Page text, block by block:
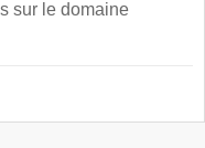
sur le domaine